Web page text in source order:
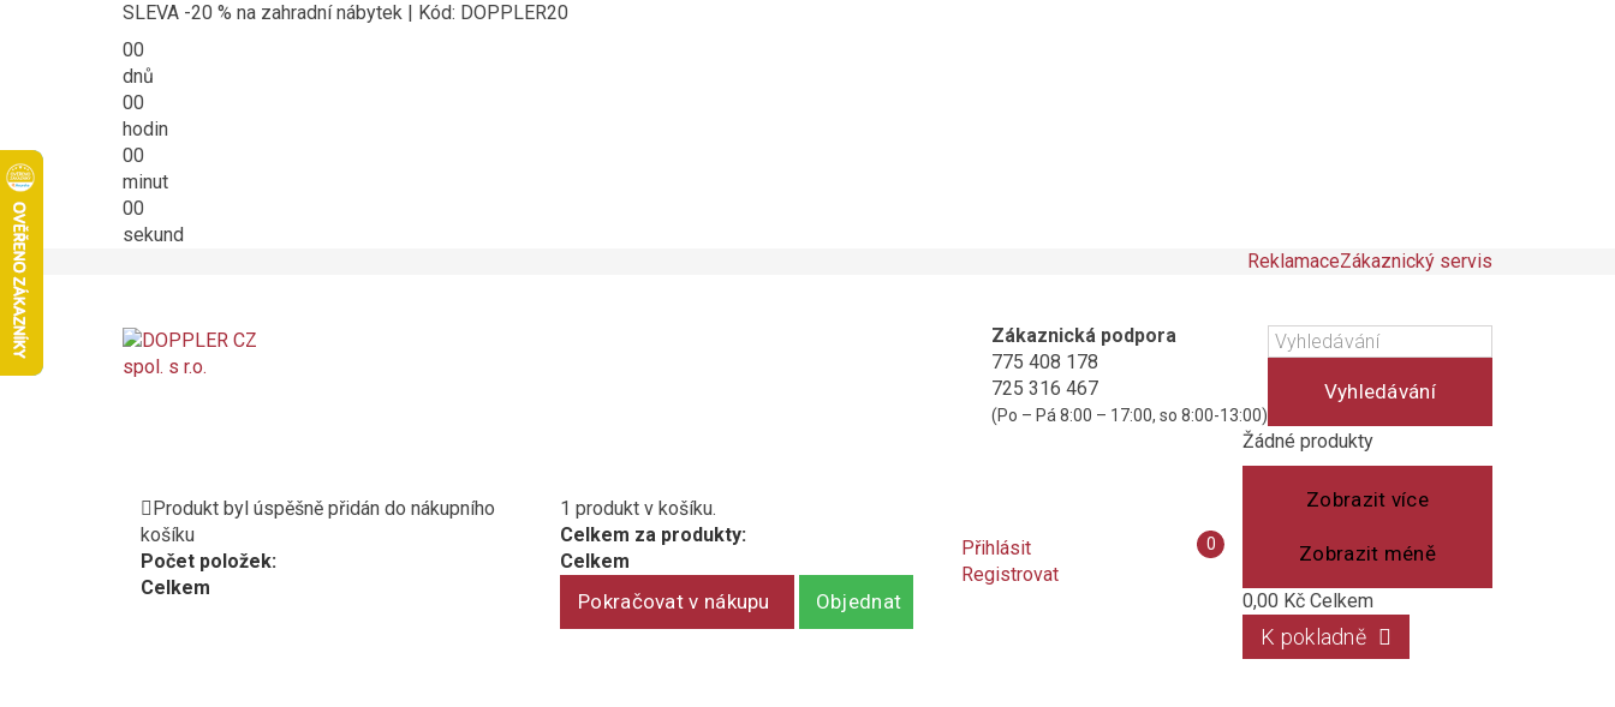
SLEVA -20 % na zahradní nábytek | Kód: DOPPLER20
00
dnů
00
hodin
00
minut
00
sekund
ReklamaceZákaznický servis
Zákaznická podpora
775 408 178
725 316 467
(Po – Pá 8:00 – 17:00, so 8:00-13:00)
Vyhledávání
Košík
(prázdný)
Žádné produkty
Zobrazit více
Zobrazit méně
0,00 Kč Celkem
K pokladně
Produkt byl úspěšně přidán do nákupního
košíku
Počet položek:
Celkem
1 produkt v košíku.
Celkem za produkty:
Celkem
Pokračovat v nákupu Objednat
Přihlásit
Registrovat
Porovnání
0